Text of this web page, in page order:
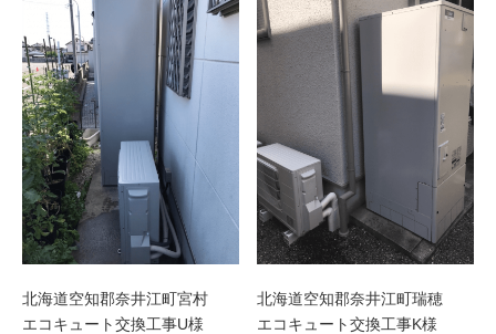
北海道空知郡奈井江町宮村
エコキュート交換工事U様
北海道空知郡奈井江町瑞穂
エコキュート交換工事K様